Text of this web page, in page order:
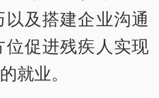
及搭建企业沟通
促进残疾人实现
就业。